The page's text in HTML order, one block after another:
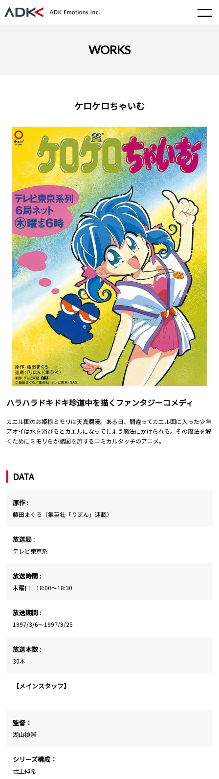
WORKS
ケロケロちゃいむ
ハラハラドキドキ珍道中を描くファンタジーコメディ
カエル国のお姫様ミモリは天真爛漫。ある日、間違ってカエル国に入った少年
アオイは水を浴びるとカエルになってしまう魔法にかけられる。その魔法を解
くためにミモリらが諸国を旅するコミカルタッチのアニメ。
DATA
原作 :
藤田まぐろ（集英社「りぼん」連載）
放送局 :
テレビ東京系
放送時間 :
木曜日 18:00～18:30
放送期間 :
1997/3/6～1997/9/25
放送本数 :
30本
【メインスタッフ】
監督：
湖山禎崇
シリーズ構成：
武上純希